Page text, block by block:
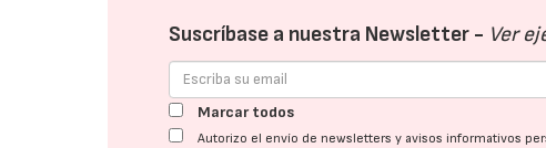
Suscríbase a nuestra Newsletter - Ver
Marcar todos
Autorizo el envío de newsletters y avisos informativos